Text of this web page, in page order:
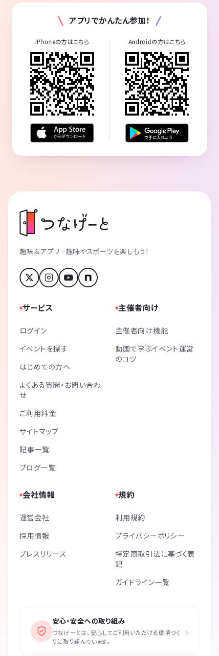
アプリでかんたん参加！
iPhoneの方はこちら Androidの方はこちら
趣味友アプリ - 趣味やスポーツを楽しもう！
サービス
ログイン
イベントを探す
はじめての方へ
よくある質問・お問い合わ
せ
ご利用料金
サイトマップ
記事一覧
ブログ一覧
主催者向け
主催者向け機能
動画で学ぶイベント運営
のコツ
会社情報
運営会社
採用情報
プレスリリース
規約
利用規約
プライバシーポリシー
特定商取引法に基づく表
記
ガイドライン一覧
安心・安全への取り組み
つなげーとは、安心してご利用いただける環境づく
りに取り組んでいます。
›